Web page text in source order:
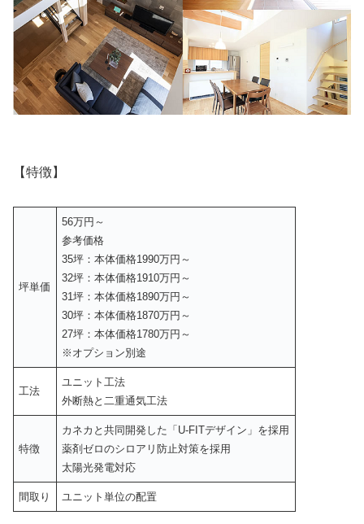
【特徴】
坪単価
56万円～
参考価格
35坪：本体価格1990万円～
32坪：本体価格1910万円～
31坪：本体価格1890万円～
30坪：本体価格1870万円～
27坪：本体価格1780万円～
※オプション別途
工法
ユニット工法
外断熱と二重通気工法
特徴
カネカと共同開発した「U-FITデザイン」を採用
薬剤ゼロのシロアリ防止対策を採用
太陽光発電対応
間取り ユニット単位の配置